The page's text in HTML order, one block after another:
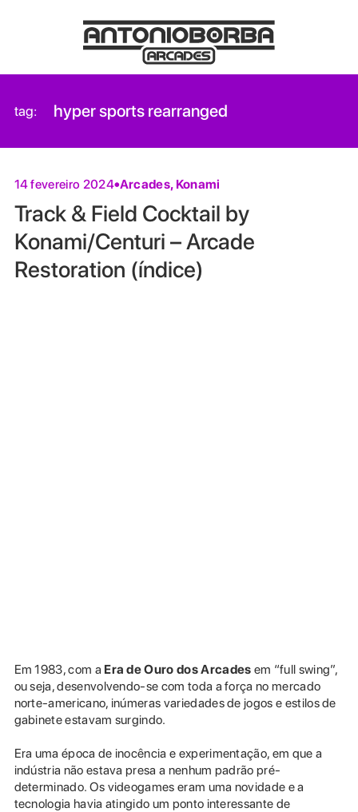
tag: hyper sports rearranged
14 fevereiro 2024 Arcades, Konami
Track & Field Cocktail by
Konami/Centuri – Arcade
Restoration (índice)
Em 1983, com a Era de Ouro dos Arcades em “full swing”,
ou seja, desenvolvendo-se com toda a força no mercado
norte-americano, inúmeras variedades de jogos e estilos de
gabinete estavam surgindo.
Era uma época de inocência e experimentação, em que a
indústria não estava presa a nenhum padrão pré-
determinado. Os videogames eram uma novidade e a
tecnologia havia atingido um ponto interessante de